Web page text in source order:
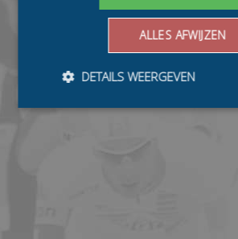
ALLES AFWIJZEN
DETAILS WEERGEVEN